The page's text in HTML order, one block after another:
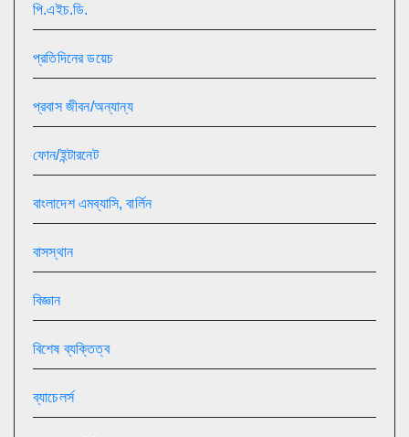
পি.এইচ.ডি.
প্রতিদিনের ডয়েচ
প্রবাস জীবন/অন্যান্য
ফোন/ইন্টারনেট
বাংলাদেশ এমব্যাসি, বার্লিন
বাসস্থান
বিজ্ঞান
বিশেষ ব্যক্তিত্ব
ব্যাচেলর্স